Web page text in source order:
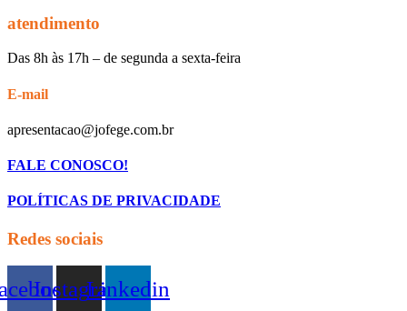
atendimento
Das 8h às 17h – de segunda a sexta-feira
E-mail
apresentacao@jofege.com.br
FALE CONOSCO!
POLÍTICAS DE PRIVACIDADE
Redes sociais
InstagramLinkedin